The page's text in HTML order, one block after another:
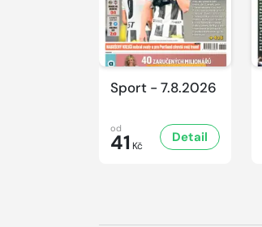
Sport - 7.8.2026
od
41 Kč
Detail